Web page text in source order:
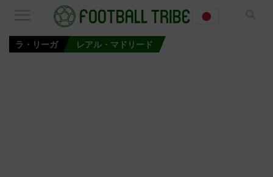
ラ・リーガ レアル・マドリード